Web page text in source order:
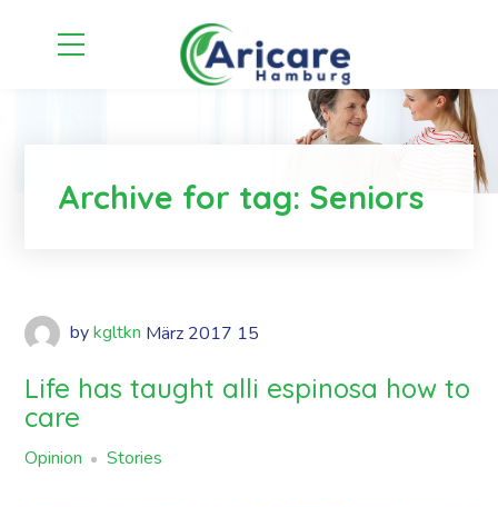
Archive for tag: Seniors
by kgltkn März 2017 15
Life has taught alli espinosa how to
care
Opinion Stories